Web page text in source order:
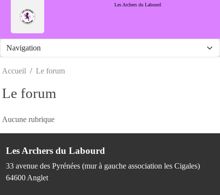
Les Archers du Labourd
Accueil Le forum
Le forum
Aucune rubrique
Les Archers du Labourd
33 avenue des Pyrénées (mur à gauche association les Cigales)
64600 Anglet